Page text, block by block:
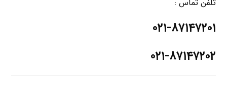
تلفن تماس :
۰۲۱-۸۷۱۴۷۲۰۱
۰۲۱-۸۷۱۴۷۲۰۲